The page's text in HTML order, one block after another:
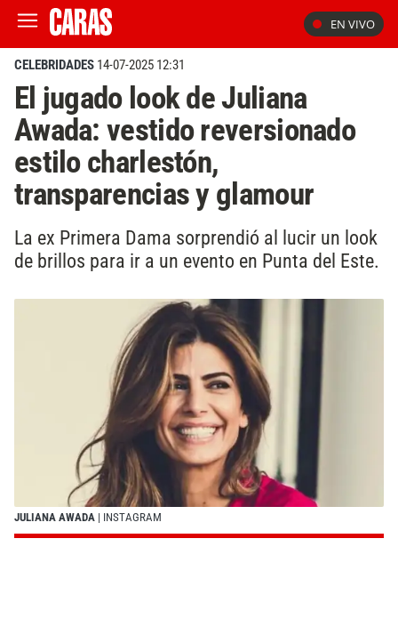
EN VIVO
CELEBRIDADES 14-07-2025 12:31
El jugado look de Juliana
Awada: vestido reversionado
estilo charlestón,
transparencias y glamour
La ex Primera Dama sorprendió al lucir un look
de brillos para ir a un evento en Punta del Este.
JULIANA AWADA | INSTAGRAM